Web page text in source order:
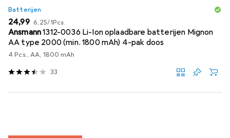
Batterijen
EUR
24,99 EUR
6,25/1Pcs.
Ansmann1312-0036 Li-Ion oplaadbare batterijen Mignon
AA type 2000 (min. 1800 mAh) 4-pak doos
4 Pcs., AA, 1800 mAh
33